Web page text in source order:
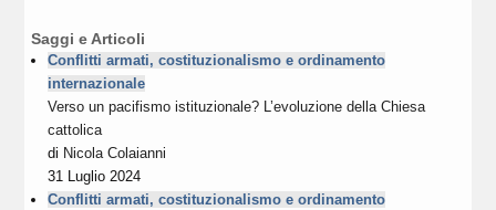
Saggi e Articoli
Conflitti armati, costituzionalismo e ordinamento
internazionale
Verso un pacifismo istituzionale? L’evoluzione della Chiesa
cattolica
di Nicola Colaianni
31 Luglio 2024
Conflitti armati, costituzionalismo e ordinamento